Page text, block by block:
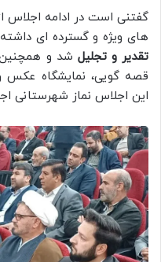
گفتنی است در ادامه اجلاس
های ویژه و گسترده ای
تقدیر و تجلیل شد و همچنین
قصه گویی، نمایشگاه عکس
این اجلاس نماز شهرستانی